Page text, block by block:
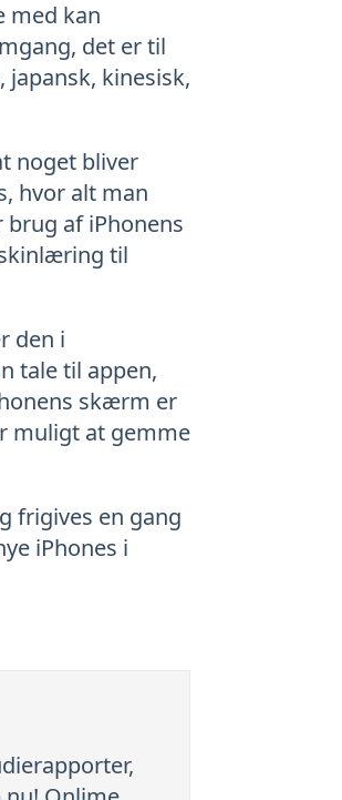
med kan
det er til
kinesisk,
noget bliver
hvor alt man
af iPhonens
til
den i
tale til appen,
skærm er
muligt at gemme
frigives en gang
iPhones i